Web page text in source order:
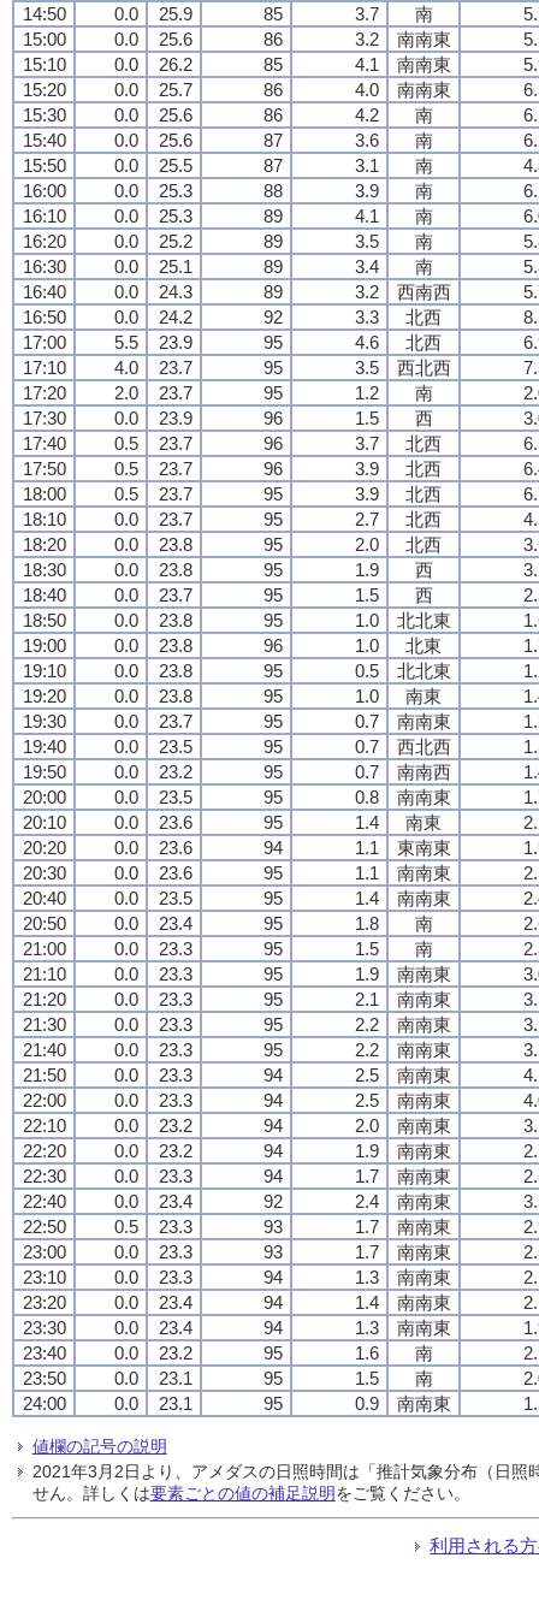
14:50 0.0 25.9 85 3.7 南
15:00
0.0 25.6 86 3.2 南南東
15:10
0.0 26.2 85 4.1 南南東
15:20
0.0 25.7 86 4.0 南南東
15:30
0.0 25.6 86 4.2 南
15:40
0.0 25.6 87 3.6 南
15:50
0.0 25.5 87 3.1 南
16:00
0.0 25.3 88 3.9 南
16:10
0.0 25.3 89 4.1 南
16:20
0.0 25.2 89 3.5 南
16:30
0.0 25.1 89 3.4 南
16:40
0.0 24.3 89 3.2 西南西
16:50
0.0 24.2 92 3.3 北西
17:00
5.5 23.9 95 4.6 北西
17:10
4.0 23.7 95 3.5 西北西
17:20
2.0 23.7 95 1.2 南
17:30
0.0 23.9 96 1.5 西
17:40
0.5 23.7 96 3.7 北西
17:50
0.5 23.7 96 3.9 北西
18:00
0.5 23.7 95 3.9 北西
18:10
0.0 23.7 95 2.7 北西
18:20
0.0 23.8 95 2.0 北西
18:30
0.0 23.8 95 1.9 西
18:40
0.0 23.7 95 1.5 西
18:50
0.0 23.8 95 1.0 北北東
19:00
0.0 23.8 96 1.0 北東
19:10
0.0 23.8 95 0.5 北北東
19:20
0.0 23.8 95 1.0 南東
19:30
0.0 23.7 95 0.7 南南東
19:40
0.0 23.5 95 0.7 西北西
19:50
0.0 23.2 95 0.7 南南西
20:00
0.0 23.5 95 0.8 南南東
20:10
0.0 23.6 95 1.4 南東
20:20
0.0 23.6 94 1.1 東南東
20:30
0.0 23.6 95 1.1 南南東
20:40
0.0 23.5 95 1.4 南南東
20:50
0.0 23.4 95 1.8 南
21:00
0.0 23.3 95 1.5 南
21:10
0.0 23.3 95 1.9 南南東
21:20
0.0 23.3 95 2.1 南南東
21:30
0.0 23.3 95 2.2 南南東
21:40
0.0 23.3 95 2.2 南南東
21:50
0.0 23.3 94 2.5 南南東
22:00
0.0 23.3 94 2.5 南南東
22:10
0.0 23.2 94 2.0 南南東
22:20
0.0 23.2 94 1.9 南南東
22:30
0.0 23.3 94 1.7 南南東
22:40
0.0 23.4 92 2.4 南南東
22:50
0.5 23.3 93 1.7 南南東
23:00
0.0 23.3 93 1.7 南南東
23:10
0.0 23.3 94 1.3 南南東
23:20
0.0 23.4 94 1.4 南南東
23:30
0.0 23.4 94 1.3 南南東
23:40
0.0 23.2 95 1.6 南
23:50
0.0 23.1 95 1.5 南
24:00
0.0 23.1 95 0.9 南南東
値欄の記号の説明
2021年3月2日より、アメダスの日照時間は「推計気象分布（日
せん。詳しくは要素ごとの値の補足説明をご覧ください。
利用される